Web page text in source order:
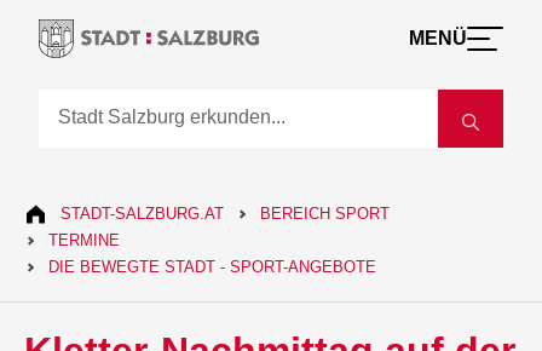
MENÜ
STADT-SALZBURG.AT
BEREICH SPORT
TERMINE
DIE BEWEGTE STADT - SPORT-ANGEBOTE